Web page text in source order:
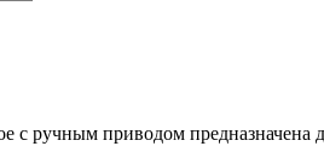
с ручным приводом